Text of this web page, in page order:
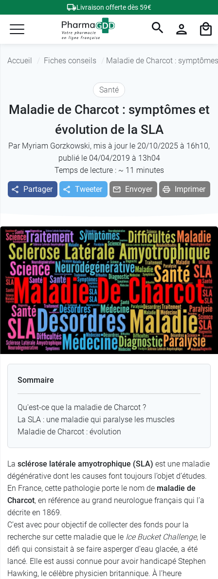
Livraison offerte dès 59€
Accueil Fiches conseils Maladie de Charcot :
Santé
Maladie de Charcot : symptômes et
évolution de la SLA
Par Myriam Gorzkowski, mis à jour le 20/10/2025 à 16h10,
publié le 04/04/2019 à 13h04
Temps de lecture : ~ 11 minutes
Partager Tweeter Envoyer Imprimer
Sommaire
Qu'est-ce que la maladie de Charcot ?
La SLA : une maladie qui paralyse les muscles
Maladie de Charcot : évolution
La sclérose latérale amyotrophique (SLA) est une maladie
dégénérative dont les causes font toujours l’objet d’études.
En France, cette pathologie porte le nom de maladie de
Charcot, en référence au grand neurologue français qui l’a
décrite en 1869.
C’est avec pour objectif de collecter des fonds pour la
recherche sur cette maladie que le Ice Bucket Challenge, le
défi qui consistait à se faire asperger d’eau glacée, a été
lancé. Elle est aussi connue pour avoir handicapé Stephen
Hawking, le célèbre physicien britannique. À l’heure